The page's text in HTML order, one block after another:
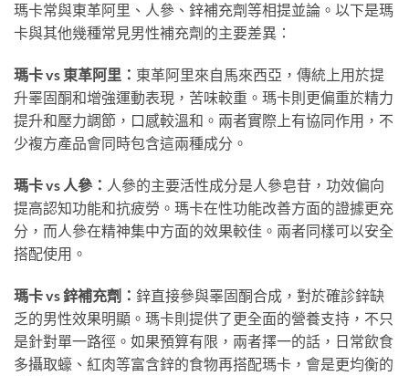
瑪卡常與東革阿里、人參、鋅補充劑等相提並論。以下是瑪
卡與其他幾種常見男性補充劑的主要差異：
瑪卡 vs 東革阿里： 東革阿里來自馬來西亞，傳統上用於提
升睪固酮和增強運動表現，苦味較重。瑪卡則更偏重於精力
提升和壓力調節，口感較溫和。兩者實際上有協同作用，不
少複方產品會同時包含這兩種成分。
瑪卡 vs 人參： 人參的主要活性成分是人參皂苷，功效偏向
提高認知功能和抗疲勞。瑪卡在性功能改善方面的證據更充
分，而人參在精神集中方面的效果較佳。兩者同樣可以安全
搭配使用。
瑪卡 vs 鋅補充劑： 鋅直接參與睪固酮合成，對於確診鋅缺
乏的男性效果明顯。瑪卡則提供了更全面的營養支持，不只
是針對單一路徑。如果預算有限，兩者擇一的話，日常飲食
多攝取蠔、紅肉等富含鋅的食物再搭配瑪卡，會是更均衡的